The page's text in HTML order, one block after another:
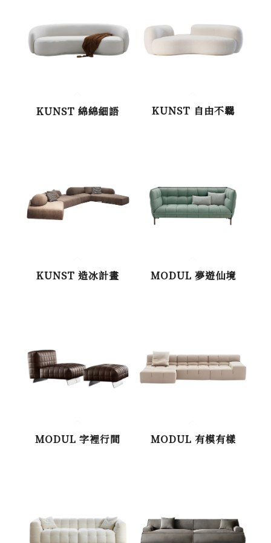
KUNST 綿綿細語 KUNST 自由不羈
KUNST 造冰計畫 MODUL 夢遊仙境
MODUL 字裡行間 MODUL 有模有樣